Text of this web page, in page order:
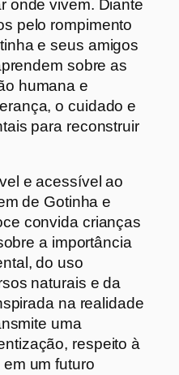
onde vivem. Diante
pelo rompimento
e seus amigos
sobre as
humana e
o cuidado e
para reconstruir
e acessível ao
de Gotinha e
convida crianças
a importância
do uso
naturais e da
na realidade
uma
respeito à
um futuro